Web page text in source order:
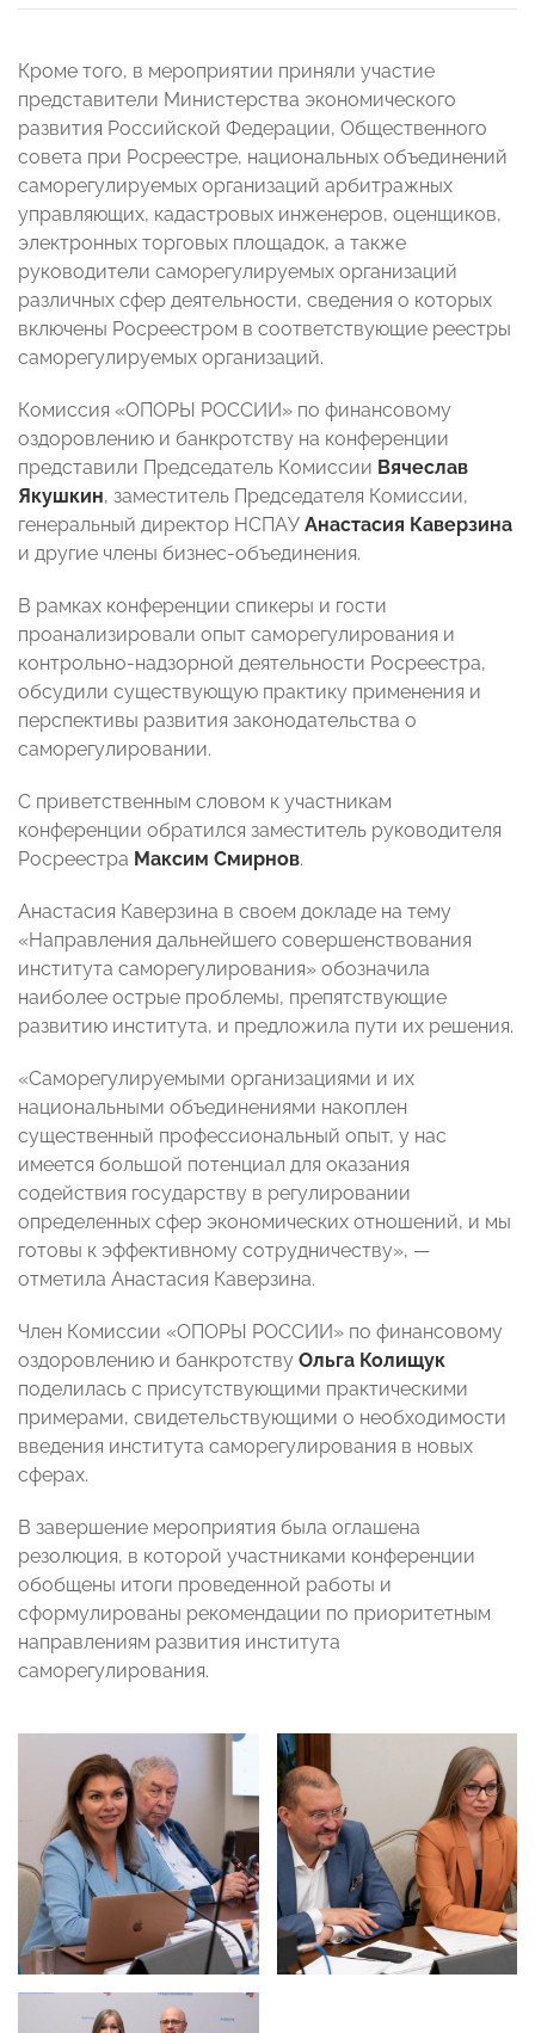
Кроме того, в мероприятии приняли участие
представители Министерства экономического
развития Российской Федерации, Общественного
совета при Росреестре, национальных объединений
саморегулируемых организаций арбитражных
управляющих, кадастровых инженеров, оценщиков,
электронных торговых площадок, а также
руководители саморегулируемых организаций
различных сфер деятельности, сведения о которых
включены Росреестром в соответствующие реестры
саморегулируемых организаций.
Комиссия «ОПОРЫ РОССИИ» по финансовому
оздоровлению и банкротству на конференции
представили Председатель Комиссии Вячеслав
Якушкин, заместитель Председателя Комиссии,
генеральный директор НСПАУ Анастасия Каверзина
и другие члены бизнес-объединения.
В рамках конференции спикеры и гости
проанализировали опыт саморегулирования и
контрольно-надзорной деятельности Росреестра,
обсудили существующую практику применения и
перспективы развития законодательства о
саморегулировании.
С приветственным словом к участникам
конференции обратился заместитель руководителя
Росреестра Максим Смирнов.
Анастасия Каверзина в своем докладе на тему
«Направления дальнейшего совершенствования
института саморегулирования» обозначила
наиболее острые проблемы, препятствующие
развитию института, и предложила пути их решения.
«Саморегулируемыми организациями и их
национальными объединениями накоплен
существенный профессиональный опыт, у нас
имеется большой потенциал для оказания
содействия государству в регулировании
определенных сфер экономических отношений, и мы
готовы к эффективному сотрудничеству», —
отметила Анастасия Каверзина.
Член Комиссии «ОПОРЫ РОССИИ» по финансовому
оздоровлению и банкротству Ольга Колищук
поделилась с присутствующими практическими
примерами, свидетельствующими о необходимости
введения института саморегулирования в новых
сферах.
В завершение мероприятия была оглашена
резолюция, в которой участниками конференции
обобщены итоги проведенной работы и
сформулированы рекомендации по приоритетным
направлениям развития института
саморегулирования.